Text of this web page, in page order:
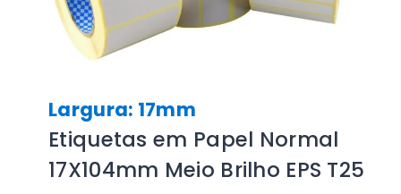
Largura: 17mm
Etiquetas em Papel Normal
17X104mm Meio Brilho EPS T25